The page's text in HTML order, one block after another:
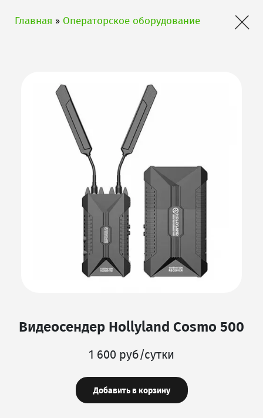
Главная » Операторское оборудование ×
Видеосендер Hollyland Cosmo 500
1 600 руб/сутки
Добавить в корзину